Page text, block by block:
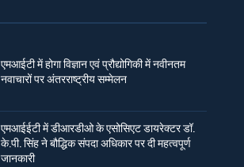
एमआईटी में होगा विज्ञान एवं प्रौद्योगिकी में नवीनतम
नवाचारों पर अंतरराष्ट्रीय सम्मेलन
एमआईईटी में डीआरडीओ के एसोसिएट डायरेक्टर डॉ.
के.पी. सिंह ने बौद्धिक संपदा अधिकार पर दी महत्वपूर्ण
जानकारी